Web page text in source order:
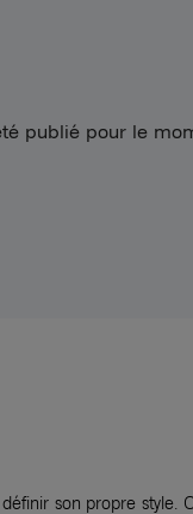
publié pour le
son propre style.